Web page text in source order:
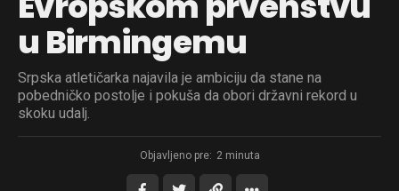
u Birmingemu
Srpska atletičarka najavila je ambiciju da stane na
pobedničko postolje i pokuša da obori državni rekord u
skoku udalj.
Objavljeno pre: 2 minuta